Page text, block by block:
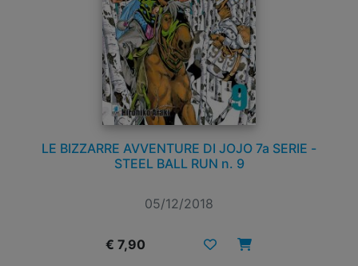
LE BIZZARRE AVVENTURE DI JOJO 7a SERIE -
STEEL BALL RUN n. 9
05/12/2018
€ 7,90